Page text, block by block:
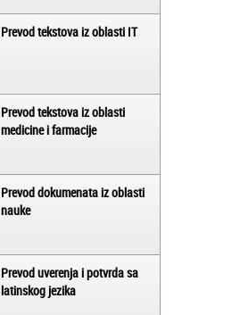
Prevod tekstova iz oblasti IT
Prevod tekstova iz oblasti
medicine i farmacije
Prevod dokumenata iz oblasti
nauke
Prevod uverenja i potvrda sa
latinskog jezika